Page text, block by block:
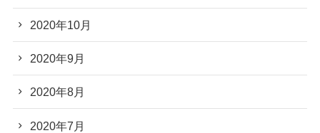
2020年10月
2020年9月
2020年8月
2020年7月